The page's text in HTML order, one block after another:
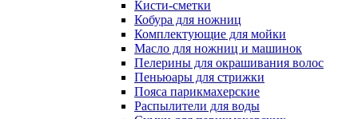
Кисти-сметки
Кобура для ножниц
Комплектующие для мойки
Масло для ножниц и машинок
Пелерины для окрашивания волос
Пеньюары для стрижки
Пояса парикмахерские
Распылители для воды